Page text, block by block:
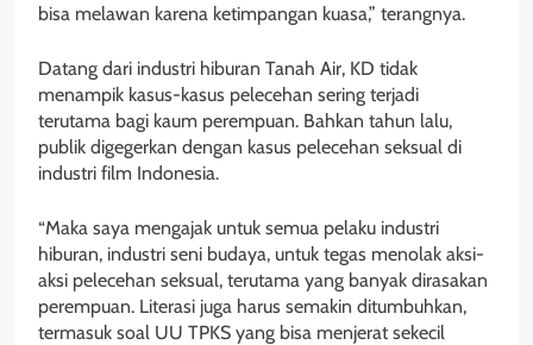
bisa melawan karena ketimpangan kuasa,” terangnya.
Datang dari industri hiburan Tanah Air, KD tidak
menampik kasus-kasus pelecehan sering terjadi
terutama bagi kaum perempuan. Bahkan tahun lalu,
publik digegerkan dengan kasus pelecehan seksual di
industri film Indonesia.
“Maka saya mengajak untuk semua pelaku industri
hiburan, industri seni budaya, untuk tegas menolak aksi-
aksi pelecehan seksual, terutama yang banyak dirasakan
perempuan. Literasi juga harus semakin ditumbuhkan,
termasuk soal UU TPKS yang bisa menjerat sekecil